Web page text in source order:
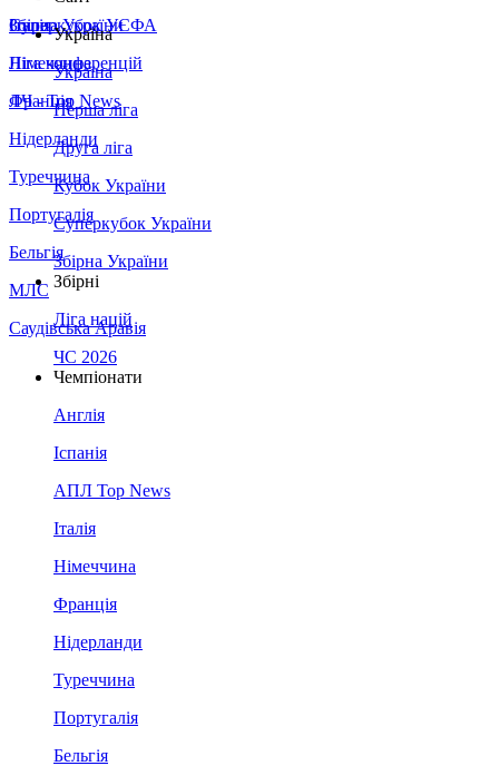
Збірна України
Італія
Німеччина
Франція
Нідерланди
Туреччина
Португалія
Бельгія
МЛС
Саудівська Аравія
Суперкубок УЄФА
Ліга конференцій
ЛЧ - Top News
Україна
Україна
Перша ліга
Друга ліга
Кубок України
Суперкубок України
Збірна України
Збірні
Ліга націй
ЧС 2026
Чемпіонати
Англія
Іспанія
АПЛ Top News
Італія
Німеччина
Франція
Нідерланди
Туреччина
Португалія
Бельгія